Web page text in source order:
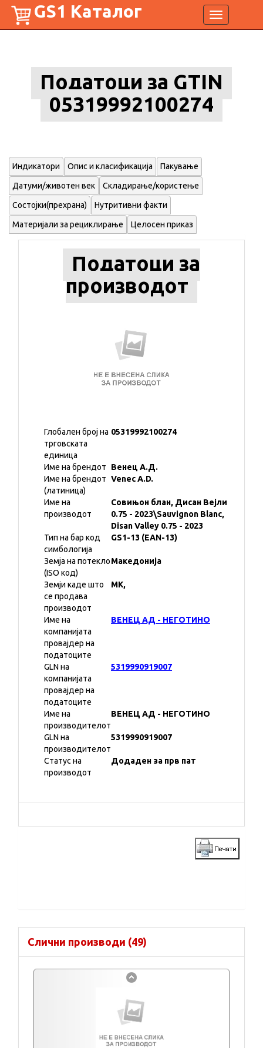
Toggle
navigation
GS1 Каталог
Податоци за GTIN
05319992100274
Индикатори Опис и класификација Пакување
Датуми/животен век Складирање/користење
Состојки(прехрана) Нутритивни факти
Материјали за рециклирање Целосен приказ
Податоци за
производот
Глобален број на
трговската
единица
05319992100274
Име на брендот
Венец А.Д.
Име на брендот
(латиница)
Venec A.D.
Име на
производот
Совињон блан, Дисан Вејли
0.75 - 2023\Sauvignon Blanc,
Disan Valley 0.75 - 2023
Тип на бар код
симбологија
GS1-13 (EAN-13)
Земја на потекло
(ISO код)
Македонија
Земји каде што
се продава
производот
MK,
Име на
компанијата
провајдер на
податоците
ВЕНЕЦ АД - НЕГОТИНО
GLN на
компанијата
провајдер на
податоците
5319990919007
Име на
производителот
ВЕНЕЦ АД - НЕГОТИНО
GLN на
производителот
5319990919007
Статус на
производот
Додаден за прв пат
Слични производи (49)